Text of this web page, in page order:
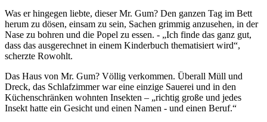
Was er hingegen liebte, dieser Mr. Gum? Den ganzen Tag im Bett
herum zu dösen, einsam zu sein, Sachen grimmig anzusehen, in der
Nase zu bohren und die Popel zu essen. - „Ich finde das ganz gut,
dass das ausgerechnet in einem Kinderbuch thematisiert wird“,
scherzte Rowohlt.
Das Haus von Mr. Gum? Völlig verkommen. Überall Müll und
Dreck, das Schlafzimmer war eine einzige Sauerei und in den
Küchenschränken wohnten Insekten – „richtig große und jedes
Insekt hatte ein Gesicht und einen Namen - und einen Beruf.“